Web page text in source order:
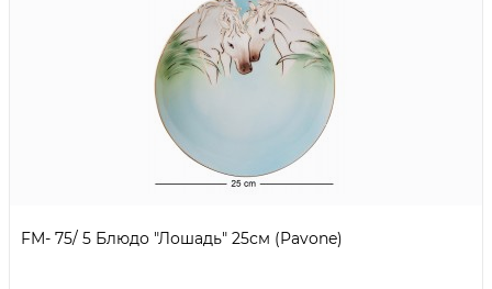
FM- 75/ 5 Блюдо "Лошадь" 25см (Pavone)